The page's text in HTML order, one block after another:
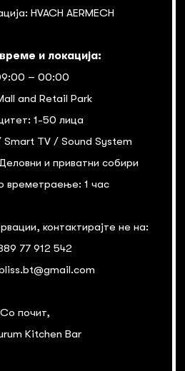
HVACH AERMECH
и локација:
– 00:00
and Retail Park
1-50 лица
TV / Sound System
и приватни собири
времетраење: 1 час
контактирајте не на:
77 912 542
Со почит,
Kitchen Bar